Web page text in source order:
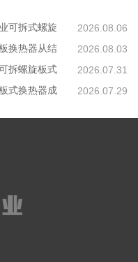
2026.08.06
可拆式螺旋
2026.08.03
换热器从结
2026.07.31
拆螺旋板式
2026.07.29
式换热器成